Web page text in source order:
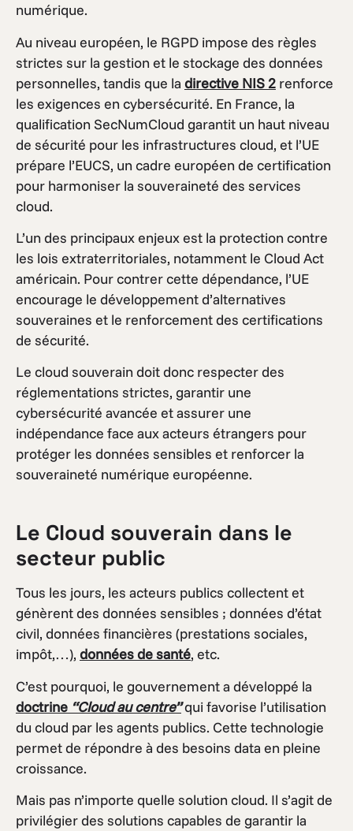
numérique.
Au niveau européen, le RGPD impose des règles
strictes sur la gestion et le stockage des données
personnelles, tandis que la directive NIS 2 renforce
les exigences en cybersécurité. En France, la
qualification SecNumCloud garantit un haut niveau
de sécurité pour les infrastructures cloud, et l’UE
prépare l’EUCS, un cadre européen de certification
pour harmoniser la souveraineté des services
cloud.
L’un des principaux enjeux est la protection contre
les lois extraterritoriales, notamment le Cloud Act
américain. Pour contrer cette dépendance, l’UE
encourage le développement d’alternatives
souveraines et le renforcement des certifications
de sécurité.
Le cloud souverain doit donc respecter des
réglementations strictes, garantir une
cybersécurité avancée et assurer une
indépendance face aux acteurs étrangers pour
protéger les données sensibles et renforcer la
souveraineté numérique européenne.
Le Cloud souverain dans le
secteur public
Tous les jours, les acteurs publics collectent et
génèrent des données sensibles ; données d’état
civil, données financières (prestations sociales,
impôt,…), données de santé, etc.
C’est pourquoi, le gouvernement a développé la
doctrine “Cloud au centre”qui favorise l’utilisation
du cloud par les agents publics. Cette technologie
permet de répondre à des besoins data en pleine
croissance.
Mais pas n’importe quelle solution cloud. Il s’agit de
privilégier des solutions capables de garantir la